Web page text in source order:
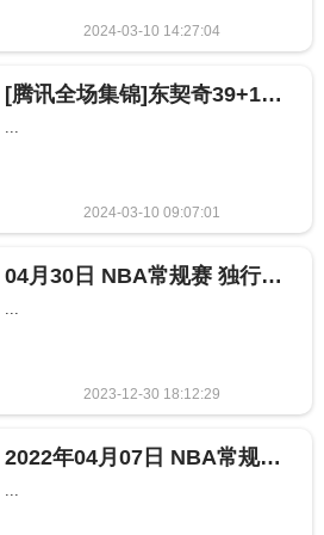
2024-03-10 14:27:04
404
[腾讯全场集锦]东契奇39+10+10 欧文21分 CC33+9+10 独行侠轻取活塞
...
2024-03-10 09:07:01
533
04月30日 NBA常规赛 独行侠vs活塞 NBA录像回放
...
2023-12-30 18:12:29
185
2022年04月07日 NBA常规赛 独行侠vs活塞全场录像回放
...